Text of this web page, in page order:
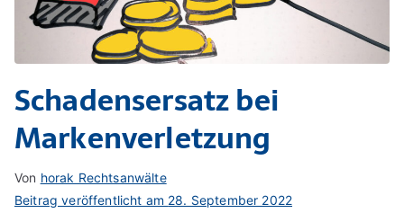
Schadensersatz bei
Markenverletzung
Von horak Rechtsanwälte
Beitrag veröffentlicht am 28. September 2022